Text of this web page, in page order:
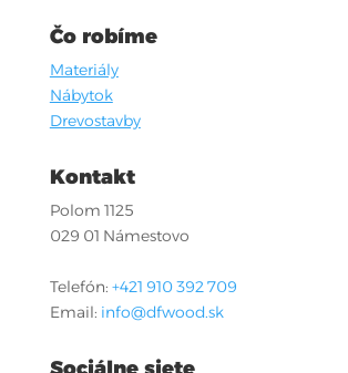
Čo robíme
Materiály
Nábytok
Drevostavby
Kontakt
Polom 1125
029 01 Námestovo
Telefón: +421 910 392 709
Email: info@dfwood.sk